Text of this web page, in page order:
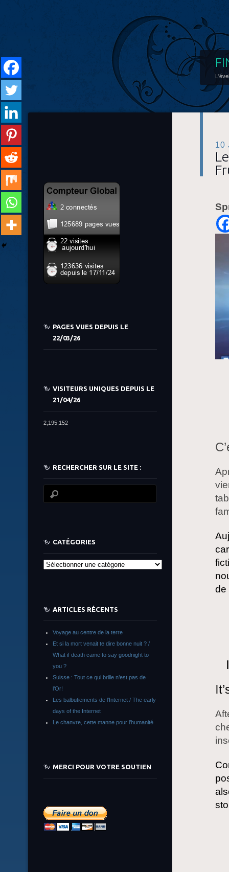
10
de
I
PAGES VUES DEPUIS LE
22/03/26
VISITEURS UNIQUES DEPUIS LE
21/04/26
2,195,152
RECHERCHER SUR LE SITE :
CATÉGORIES
Catégories
ARTICLES RÉCENTS
Voyage au centre de la terre
Et si la mort venait te dire bonne nuit ? /
What if death came to say goodnight to
you ?
Suisse : Tout ce qui brille n’est pas de
l’Or!
Les balbutiements de l’Internet / The early
days of the Internet
Le chanvre, cette manne pour l’humanité
MERCI POUR VOTRE SOUTIEN